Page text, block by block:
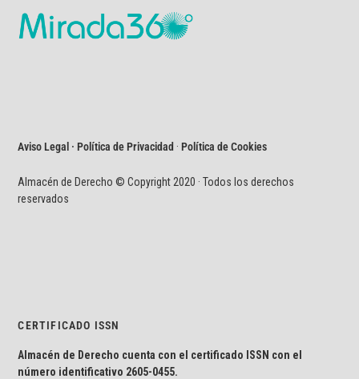
Aviso Legal · Política de Privacidad ·Política de Cookies
Almacén de Derecho © Copyright 2020 · Todos los derechos
reservados
CERTIFICADO ISSN
Almacén de Derecho cuenta con el certificado ISSN con el
número identificativo 2605-0455.